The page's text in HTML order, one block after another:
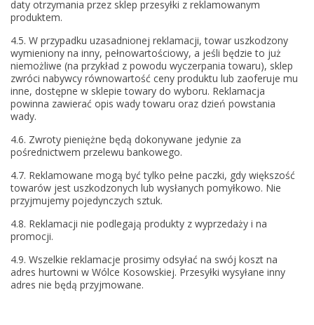
daty otrzymania przez sklep przesyłki z reklamowanym
produktem.
4.5. W przypadku uzasadnionej reklamacji, towar uszkodzony
wymieniony na inny, pełnowartościowy, a jeśli będzie to już
niemożliwe (na przykład z powodu wyczerpania towaru), sklep
zwróci nabywcy równowartość ceny produktu lub zaoferuje mu
inne, dostępne w sklepie towary do wyboru. Reklamacja
powinna zawierać opis wady towaru oraz dzień powstania
wady.
4.6. Zwroty pieniężne będą dokonywane jedynie za
pośrednictwem przelewu bankowego.
4.7. Reklamowane mogą być tylko pełne paczki, gdy większość
towarów jest uszkodzonych lub wysłanych pomyłkowo. Nie
przyjmujemy pojedynczych sztuk.
4.8. Reklamacji nie podlegają produkty z wyprzedaży i na
promocji.
4.9. Wszelkie reklamacje prosimy odsyłać na swój koszt na
adres hurtowni w Wólce Kosowskiej. Przesyłki wysyłane inny
adres nie będą przyjmowane.